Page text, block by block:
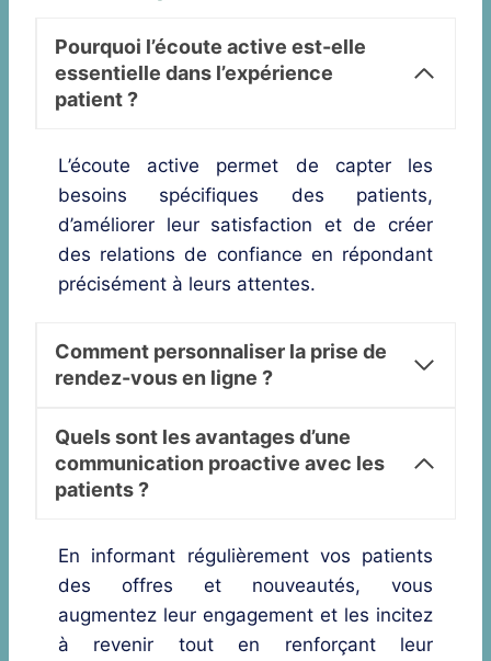
Pourquoi l’écoute active est-elle
essentielle dans l’expérience
patient ?
L’écoute active permet de capter les
besoins spécifiques des patients,
d’améliorer leur satisfaction et de créer
des relations de confiance en répondant
précisément à leurs attentes.
Comment personnaliser la prise de
rendez-vous en ligne ?
Quels sont les avantages d’une
communication proactive avec les
patients ?
En informant régulièrement vos patients
des offres et nouveautés, vous
augmentez leur engagement et les incitez
à revenir tout en renforçant leur